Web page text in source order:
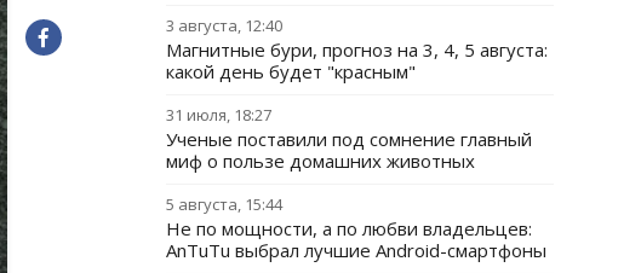
3 августа, 12:40
Магнитные бури, прогноз на 3, 4, 5 августа:
какой день будет "красным"
31 июля, 18:27
Ученые поставили под сомнение главный
миф о пользе домашних животных
5 августа, 15:44
Не по мощности, а по любви владельцев:
AnTuTu выбрал лучшие Android-смартфоны